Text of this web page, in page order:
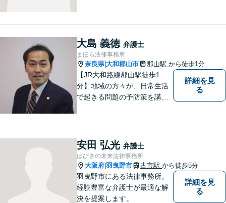
提供しています。
大島 義徳 弁護士
まほら法律事務所
奈良県|大和郡山市 郡山駅 から徒歩1分
【JR大和路線郡山駅徒歩1
分】地域の方々が、日常生活
で起きる問題の予防策を講じ
身近な弁護士を目指していま
す。
詳細を見
る
安田 弘光 弁護士
はびきの未来法律事務所
大阪府 羽曳野市 古市駅 から徒歩5分
羽曳野市にある法律事務所。
経験豊富な弁護士が最適な解
決を提案します。
詳細を見
る